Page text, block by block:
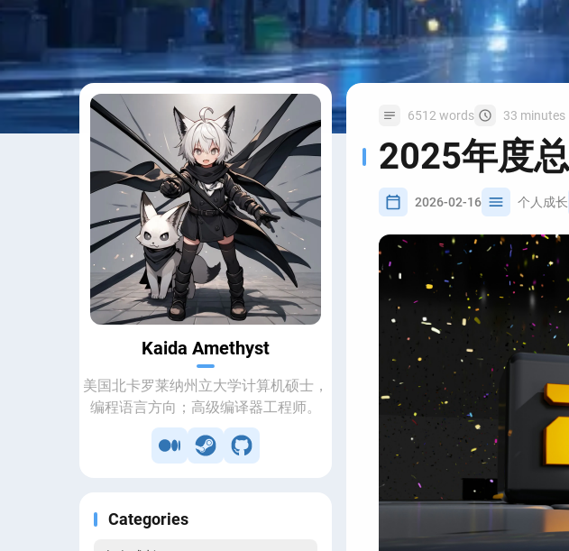
Kaida Amethyst
美国北卡罗莱纳州立大学计算机硕士，
编程语言方向；高级编译器工程师。
Categories
6512 words 33 minutes
2025年度
2026-02-16 个人成长